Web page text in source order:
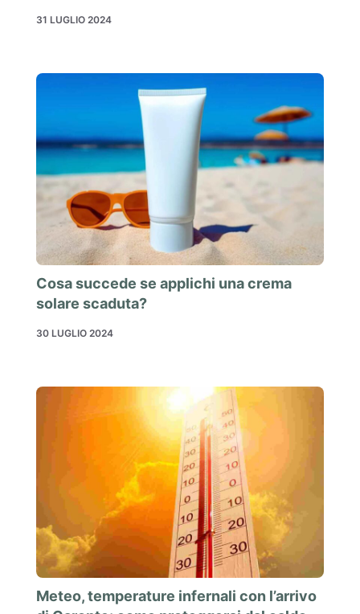
31 LUGLIO 2024
Cosa succede se applichi una crema
solare scaduta?
30 LUGLIO 2024
Meteo, temperature infernali con l’arrivo